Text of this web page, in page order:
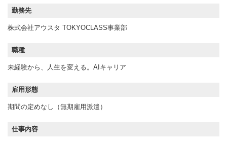
勤務先
株式会社アウスタ TOKYOCLASS事業部
職種
未経験から、人生を変える。AIキャリア
雇用形態
期間の定めなし（無期雇用派遣）
仕事内容